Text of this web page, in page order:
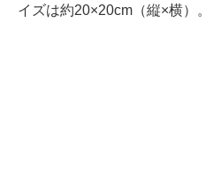
イズは約20×20cm（縦×横）。